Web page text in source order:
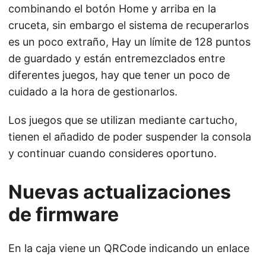
combinando el botón Home y arriba en la
cruceta, sin embargo el sistema de recuperarlos
es un poco extraño, Hay un límite de 128 puntos
de guardado y están entremezclados entre
diferentes juegos, hay que tener un poco de
cuidado a la hora de gestionarlos.
Los juegos que se utilizan mediante cartucho,
tienen el añadido de poder suspender la consola
y continuar cuando consideres oportuno.
Nuevas actualizaciones
de firmware
En la caja viene un QRCode indicando un enlace